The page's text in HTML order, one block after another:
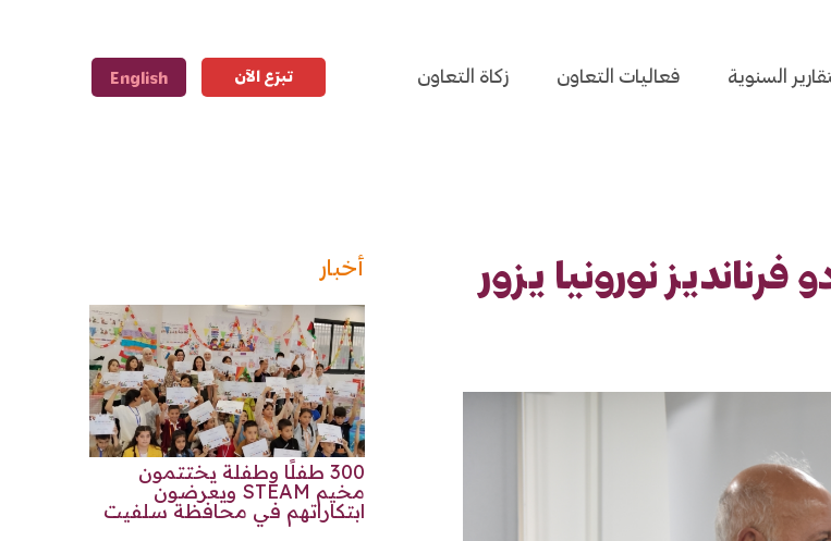
السنوية فعاليات التعاون زكاة التعاون تبرّع الآن English
نورونيا يزور أخبار
300 طفلًا وطفلة يختتمون
مخيم STEAM ويعرضون
ابتكاراتهم في محافظة سلفيت